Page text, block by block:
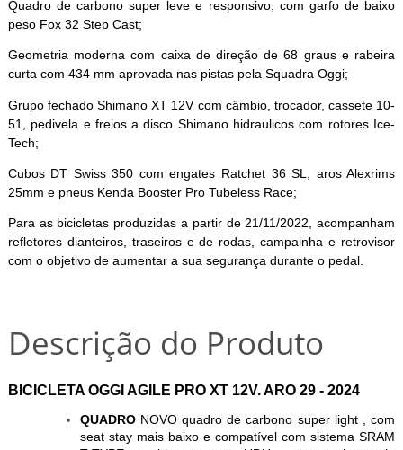
Quadro de carbono super leve e responsivo, com garfo de baixo
peso Fox 32 Step Cast;
Geometria moderna com caixa de direção de 68 graus e rabeira
curta com 434 mm aprovada nas pistas pela Squadra Oggi;
Grupo fechado Shimano XT 12V com câmbio, trocador, cassete 10-
51, pedivela e freios a disco Shimano hidraulicos com rotores Ice-
Tech;
Cubos DT Swiss 350 com engates Ratchet 36 SL, aros Alexrims
25mm e pneus Kenda Booster Pro Tubeless Race;
Para as bicicletas produzidas a partir de 21/11/2022, acompanham
refletores dianteiros, traseiros e de rodas, campainha e retrovisor
com o objetivo de aumentar a sua segurança durante o pedal.
Descrição do Produto
BICICLETA OGGI AGILE PRO XT 12V. ARO 29 - 2024
QUADRO NOVO quadro de carbono super light , com
seat stay mais baixo e compatível com sistema SRAM